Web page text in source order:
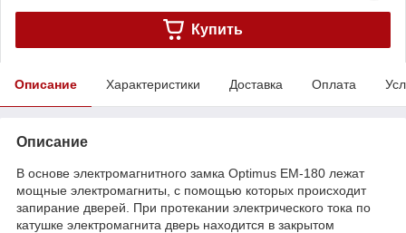
Купить
Описание Характеристики Доставка Оплата
Описание
В основе электромагнитного замка Optimus EM-180 лежат
мощные электромагниты, с помощью которых происходит
запирание дверей. При протекании электрического тока по
катушке электромагнита дверь находится в закрытом